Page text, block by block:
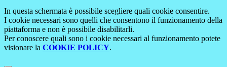
In questa schermata è possibile scegliere quali cookie consentire.
I cookie necessari sono quelli che consentono il funzionamento della
piattaforma e non è possibile disabilitarli.
Per conoscere quali sono i cookie necessari al funzionamento potete
visionare la COOKIE POLICY.